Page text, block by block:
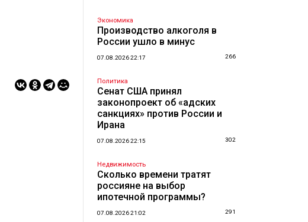
Экономика
Производство алкоголя в
России ушло в минус
07.08.2026 22:17 266
Политика
Сенат США принял
законопроект об «адских
санкциях» против России и
Ирана
07.08.2026 22:15 302
Недвижимость
Сколько времени тратят
россияне на выбор
ипотечной программы?
07.08.2026 21:02 291